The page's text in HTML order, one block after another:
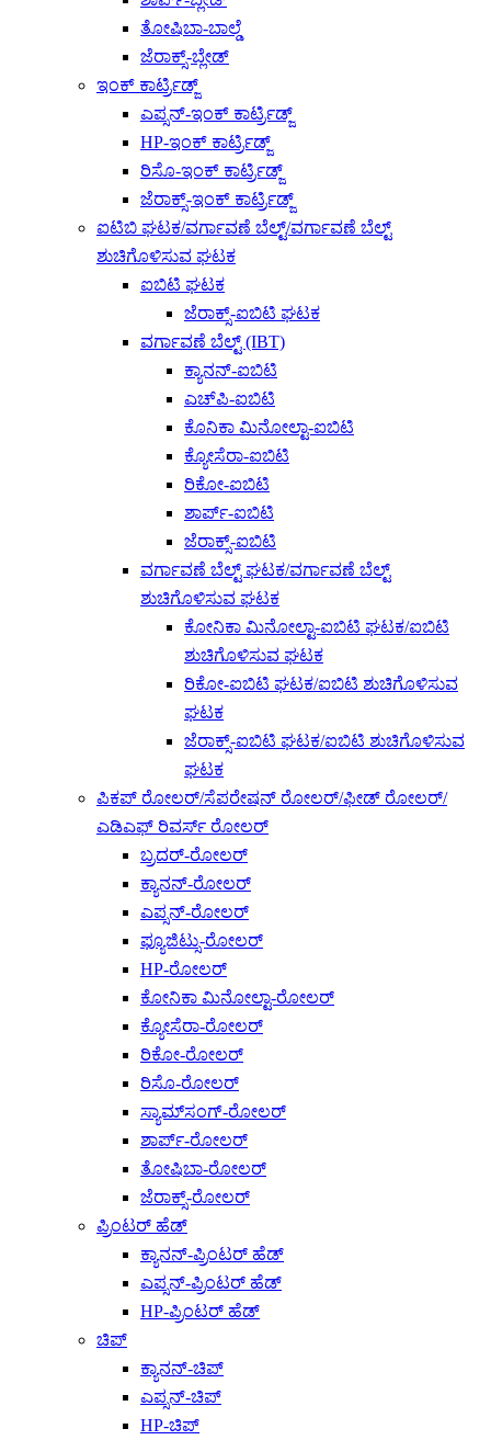
ತೋಷಿಬಾ-ಬಾಲ್ಡೆ
ಜೆರಾಕ್ಸ್-ಬ್ಲೇಡ್
ಇಂಕ್ ಕಾರ್ಟ್ರಿಡ್ಜ್
ಎಪ್ಸನ್-ಇಂಕ್ ಕಾರ್ಟ್ರಿಡ್ಜ್
HP-ಇಂಕ್ ಕಾರ್ಟ್ರಿಡ್ಜ್
ರಿಸೊ-ಇಂಕ್ ಕಾರ್ಟ್ರಿಡ್ಜ್
ಜೆರಾಕ್ಸ್-ಇಂಕ್ ಕಾರ್ಟ್ರಿಡ್ಜ್
ಐಟಿಬಿ ಘಟಕ/ವರ್ಗಾವಣೆ ಬೆಲ್ಟ್/ವರ್ಗಾವಣೆ ಬೆಲ್ಟ್
ಶುಚಿಗೊಳಿಸುವ ಘಟಕ
ಐಬಿಟಿ ಘಟಕ
ಜೆರಾಕ್ಸ್-ಐಬಿಟಿ ಘಟಕ
ವರ್ಗಾವಣೆ ಬೆಲ್ಟ್ (IBT)
ಕ್ಯಾನನ್-ಐಬಿಟಿ
ಎಚ್‌ಪಿ-ಐಬಿಟಿ
ಕೊನಿಕಾ ಮಿನೋಲ್ಟಾ-ಐಬಿಟಿ
ಕ್ಯೋಸೆರಾ-ಐಬಿಟಿ
ರಿಕೋ-ಐಬಿಟಿ
ಶಾರ್ಪ್-ಐಬಿಟಿ
ಜೆರಾಕ್ಸ್-ಐಬಿಟಿ
ವರ್ಗಾವಣೆ ಬೆಲ್ಟ್ ಘಟಕ/ವರ್ಗಾವಣೆ ಬೆಲ್ಟ್
ಶುಚಿಗೊಳಿಸುವ ಘಟಕ
ಕೋನಿಕಾ ಮಿನೋಲ್ಟಾ-ಐಬಿಟಿ ಘಟಕ/ಐಬಿಟಿ
ಶುಚಿಗೊಳಿಸುವ ಘಟಕ
ರಿಕೋ-ಐಬಿಟಿ ಘಟಕ/ಐಬಿಟಿ ಶುಚಿಗೊಳಿಸುವ
ಘಟಕ
ಜೆರಾಕ್ಸ್-ಐಬಿಟಿ ಘಟಕ/ಐಬಿಟಿ ಶುಚಿಗೊಳಿಸುವ
ಘಟಕ
ಪಿಕಪ್ ರೋಲರ್/ಸೆಪರೇಷನ್ ರೋಲರ್/ಫೀಡ್ ರೋಲರ್/
ಎಡಿಎಫ್ ರಿವರ್ಸ್ ರೋಲರ್
ಬ್ರದರ್-ರೋಲರ್
ಕ್ಯಾನನ್-ರೋಲರ್
ಎಪ್ಸನ್-ರೋಲರ್
ಫ್ಯೂಜಿಟ್ಸು-ರೋಲರ್
HP-ರೋಲರ್
ಕೋನಿಕಾ ಮಿನೋಲ್ಟಾ-ರೋಲರ್
ಕ್ಯೋಸೆರಾ-ರೋಲರ್
ರಿಕೋ-ರೋಲರ್
ರಿಸೊ-ರೋಲರ್
ಸ್ಯಾಮ್‌ಸಂಗ್-ರೋಲರ್
ಶಾರ್ಪ್-ರೋಲರ್
ತೋಷಿಬಾ-ರೋಲರ್
ಜೆರಾಕ್ಸ್-ರೋಲರ್
ಪ್ರಿಂಟರ್ ಹೆಡ್
ಕ್ಯಾನನ್-ಪ್ರಿಂಟರ್ ಹೆಡ್
ಎಪ್ಸನ್-ಪ್ರಿಂಟರ್ ಹೆಡ್
HP-ಪ್ರಿಂಟರ್ ಹೆಡ್
ಚಿಪ್
ಕ್ಯಾನನ್-ಚಿಪ್
ಎಪ್ಸನ್-ಚಿಪ್
HP-ಚಿಪ್